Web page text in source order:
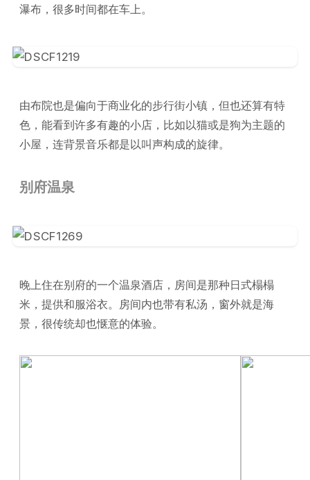
瀑布，很多时间都在车上。
由布院也是偏向于商业化的步行街小镇，但也还算有特
色，能看到许多有趣的小店，比如以猫或是狗为主题的
小屋，连背景音乐都是以叫声构成的旋律。
别府温泉
晚上住在别府的一个温泉酒店，房间是那种日式榻榻
米，提供和服浴衣。房间内也带有私汤，窗外就是海
景，很传统却也惬意的体验。